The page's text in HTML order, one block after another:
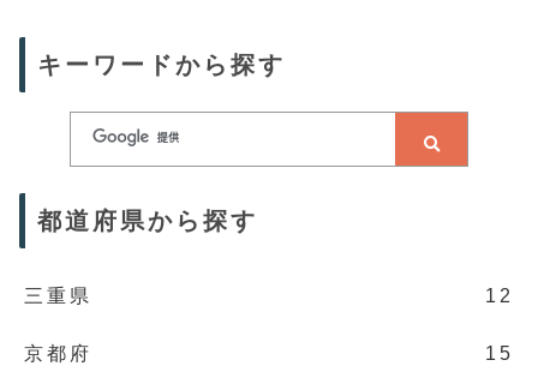
キーワードから探す
都道府県から探す
三重県 12
京都府 15